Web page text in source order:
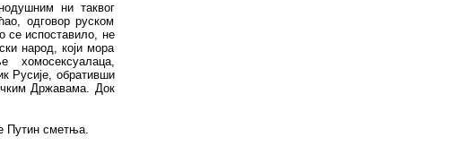
ни таквог
одговор руском
се испоставило, не
народ, који мора
хомосексуалаца,
Русије, обративши
Државама. Док
Путин сметња.